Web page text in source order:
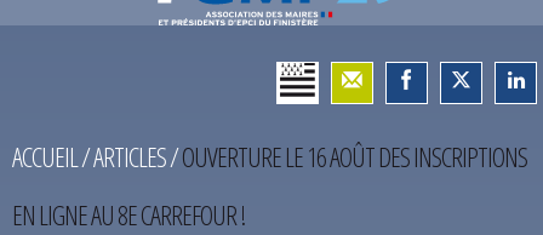
ACCUEIL/ARTICLES/OUVERTURE LE 16 AOÛT DES INSCRIPTIONS
EN LIGNE AU 8E CARREFOUR !